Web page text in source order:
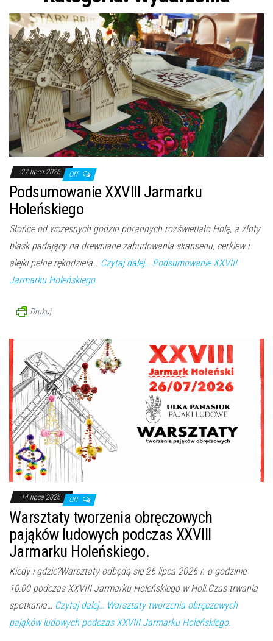
27 lipca 2026 Off
Podsumowanie XXVIII Jarmarku
Holeńskiego
Słońce od wczesnych godzin porannych rozświetlało Holę, a złoty
blask padający na drewniane zabudowania skansenu, cerkiew i
alejki pełne rękodzieła… Czytaj dalej… Podsumowanie XXVIII
Jarmarku Holeńskiego
Drukuj
14 lipca 2026 Off
Warsztaty tworzenia obręczowych
pająków ludowych podczas XXVIII
Jarmarku Holeńskiego.
Kiedy i gdzie?Warsztaty odbędą się 26 lipca 2026 r. o godzinie
10:00 podczas XXVIII Jarmarku Holeńskiego w Holi.Czas trwania
spotkania… Czytaj dalej… Warsztaty tworzenia obręczowych
pająków ludowych podczas XXVIII Jarmarku Holeńskiego.